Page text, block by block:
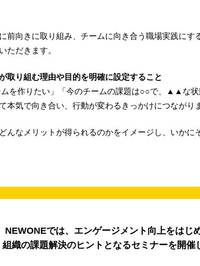
前向きに取り組み、チームに向き合う職場実践にす
ただきます。
り組む理由や目的を明確に設定すること
を作りたい」「今のチームの課題は○○で、▲▲な
本気で向き合い、行動が変わるきっかけにつながり
んなメリットが得られるのかをイメージし、いか
NEWONEでは、エンゲージメント向上をはじ
組織の課題解決のヒントとなるセミナーを開催